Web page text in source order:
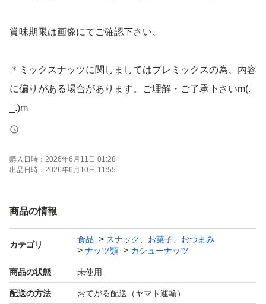
賞味期限は画像にてご確認下さい、
＊ミックスナッツに関しましてはプレミックスの為、内容
に偏りがある場合があります。ご理解・ご了承下さいm(.
_.)m
＊ドライフルーツとナッツのミックスは発送日の袋詰めで
もナッツがしけてしまう可能性がございます。ご理解・ご
了承下さい。
素焼きアーモンド
低糖質
ローカーボ
おつまみ
購入日時： 2026年6月11日 01:28
出品日時： 2026年6月10日 11:55
商品の情報
カテゴリ
食品
スナック、お菓子、おつまみ
ナッツ類
カシューナッツ
商品の状態 未使用
配送の方法 おてがる配送（ヤマト運輸）